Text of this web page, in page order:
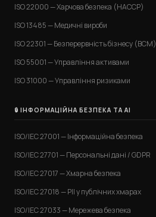
ISO 22000 — Харчова безпека (HACCP)
ISO 13485 — Медичні вироби
ISO 22301 — Безперервність бізнесу (BCM)
ISO 55001 — Управління активами
ISO 31000 — Управління ризиками
🔒 ІНФОРМАЦІЙНА БЕЗПЕКА ТА AI
ISO/IEC 27001 — Інформаційна безпека
ISO/IEC 27701 — Персональні дані / GDPR
ISO/IEC 27017 — Хмарна безпека
ISO/IEC 27018 — PII у публічних хмарах
ISO/IEC 27033 — Мережева безпека